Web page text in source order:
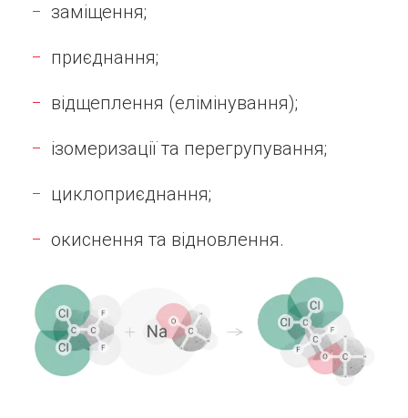
заміщення;
приєднання;
відщеплення (елімінування);
ізомеризації та перегрупування;
циклоприєднання;
окиснення та відновлення.